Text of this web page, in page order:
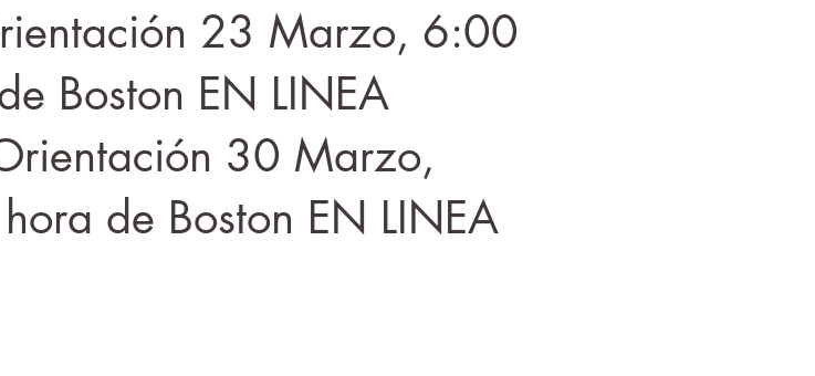
23 Marzo, 6:00
Boston EN LINEA
30 Marzo,
de Boston EN LINEA